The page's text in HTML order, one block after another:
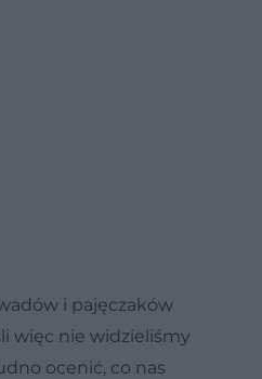
i pajęczaków
więc nie widzieliśmy
ocenić, co nas